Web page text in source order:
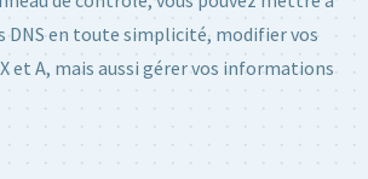
DNS en toute simplicité, modifier vos
et A, mais aussi gérer vos informations